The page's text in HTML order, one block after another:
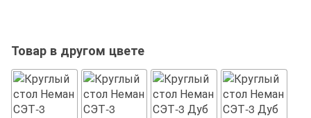
Товар в другом цвете